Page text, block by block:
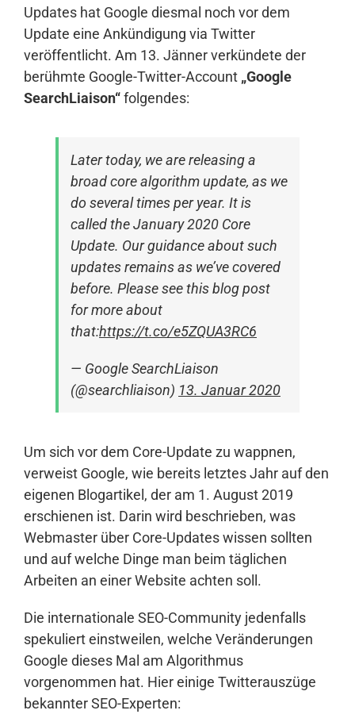
Updates hat Google diesmal noch vor dem
Update eine Ankündigung via Twitter
veröffentlicht. Am 13. Jänner verkündete der
berühmte Google-Twitter-Account „Google
SearchLiaison“folgendes:
Later today, we are releasing a
broad core algorithm update, as we
do several times per year. It is
called the January 2020 Core
Update. Our guidance about such
updates remains as we’ve covered
before. Please see this blog post
for more about
that:https://t.co/e5ZQUA3RC6
— Google SearchLiaison
(@searchliaison) 13. Januar 2020
Um sich vor dem Core-Update zu wappnen,
verweist Google, wie bereits letztes Jahr auf den
eigenen Blogartikel, der am 1. August 2019
erschienen ist. Darin wird beschrieben, was
Webmaster über Core-Updates wissen sollten
und auf welche Dinge man beim täglichen
Arbeiten an einer Website achten soll.
Die internationale SEO-Community jedenfalls
spekuliert einstweilen, welche Veränderungen
Google dieses Mal am Algorithmus
vorgenommen hat. Hier einige Twitterauszüge
bekannter SEO-Experten: